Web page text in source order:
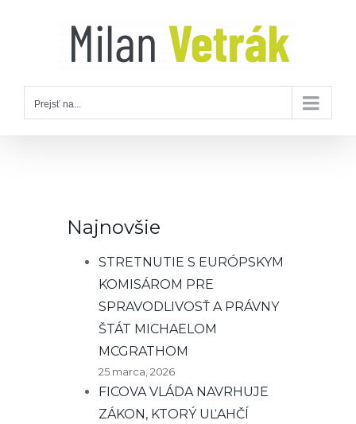
Prejsť na...
Najnovšie
STRETNUTIE S EURÓPSKYM
KOMISÁROM PRE
SPRAVODLIVOSŤ A PRÁVNY
ŠTÁT MICHAELOM
MCGRATHOM
25 marca, 2026
FICOVA VLÁDA NAVRHUJE
ZÁKON, KTORÝ UĽAHČÍ